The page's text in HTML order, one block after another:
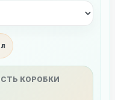
КОРОБКИ